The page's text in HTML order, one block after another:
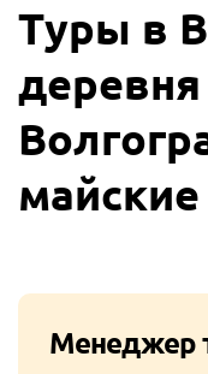
Туры в
деревня
Менеджер